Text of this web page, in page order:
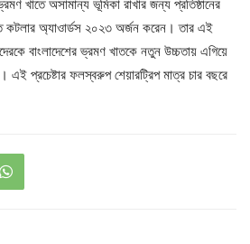
খাতে অসামান্য ভূমিকা রাখার জন্য প্রতিষ্ঠানের
কটলার অ্যাওার্ডস ২০২৩ অর্জন করেন। তার এই
বাংলাদেশের ভ্রমণ খাতকে নতুন উচ্চতায় এগিয়ে
প্রচেষ্টার ফলস্বরুপ শেয়ারট্রিপ মাত্র চার বছরে